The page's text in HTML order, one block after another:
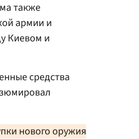
также
армии и
Киевом и
средства
нового оружия